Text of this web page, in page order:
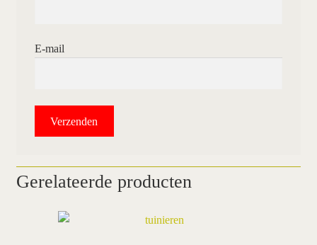
E-mail
Gerelateerde producten